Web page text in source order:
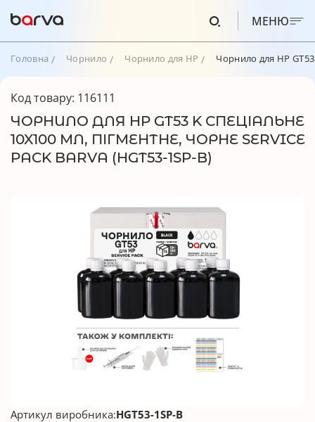
МЕНЮ
Головна Чорнило Чорнило для HP Чорнило для HP
Код товару: 116111
ЧОРНИЛО ДЛЯ HP GT53 K СПЕЦІАЛЬНЕ
10X100 МЛ, ПІГМЕНТНЕ, ЧОРНЕ SERVICE
PACK BARVA (HGT53-1SP-B)
Артикул виробника:HGT53-1SP-B